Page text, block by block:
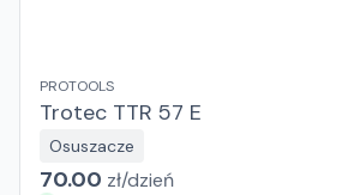
PROTOOLS
Trotec TTR 57 E
Osuszacze
70.00 zł/dzień